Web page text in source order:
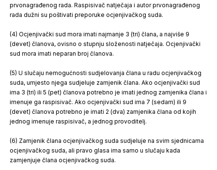
prvonagrađenog rada. Raspisivač natječaja i autor prvonagrađenog
rada dužni su poštivati preporuke ocjenjivačkog suda.
(4) Ocjenjivački sud mora imati najmanje 3 (tri) člana, a najviše 9
(devet) članova, ovisno o stupnju složenosti natječaja. Ocjenjivački
sud mora imati neparan broj članova.
(5) U slučaju nemogućnosti sudjelovanja člana u radu ocjenjivačkog
suda, umjesto njega sudjeluje zamjenik člana. Ako ocjenjivački sud
ima 3 (tri) ili 5 (pet) članova potrebno je imati jednog zamjenika člana i
imenuje ga raspisivač. Ako ocjenjivački sud ima 7 (sedam) ili 9
(devet) članova potrebno je imati 2 (dva) zamjenika člana od kojih
jednog imenuje raspisivač, a jednog provoditelj.
(6) Zamjenik člana ocjenjivačkog suda sudjeluje na svim sjednicama
ocjenjivačkog suda, ali pravo glasa ima samo u slučaju kada
zamjenjuje člana ocjenjivačkog suda.